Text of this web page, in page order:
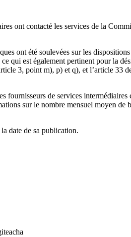
ont contacté les services de la
ont été soulevées sur les
qui est également pertinent pour la
3, point m), p) et q), et l’article 33
fournisseurs de services intermédiaires
sur le nombre mensuel moyen de
date de sa publication.